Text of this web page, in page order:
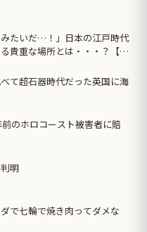
たいだ…！」日本の江戸時代
貴重な場所とは・・・？【海
て超石器時代だった英国に海
のホロコースト被害者に賠
明
で七輪で焼き肉ってダメな